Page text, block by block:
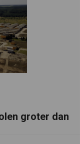
groter dan